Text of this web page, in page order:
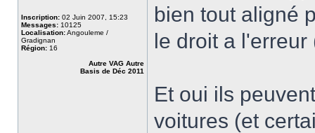
Inscription: 02 Juin 2007, 15:23
Messages: 10125
Localisation:Angouleme /
Gradignan
Région: 16
Autre VAG Autre
Basis de Déc 2011
bien tout aligné
le droit a
Et oui ils
voitures (et